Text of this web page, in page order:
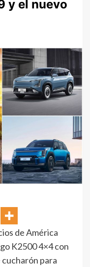
y el nuevo
de América
K2500 4×4 con
para